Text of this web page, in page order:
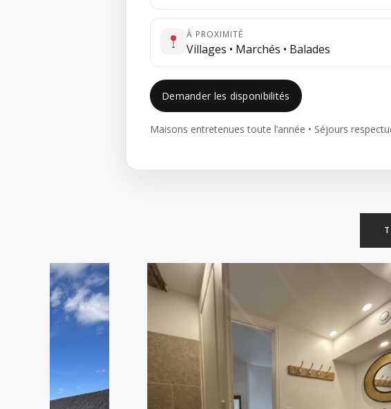
À PROXIMITÉ
Villages • Marchés • Balades
Demander les disponibilités
Maisons entretenues toute l’année • Séjours